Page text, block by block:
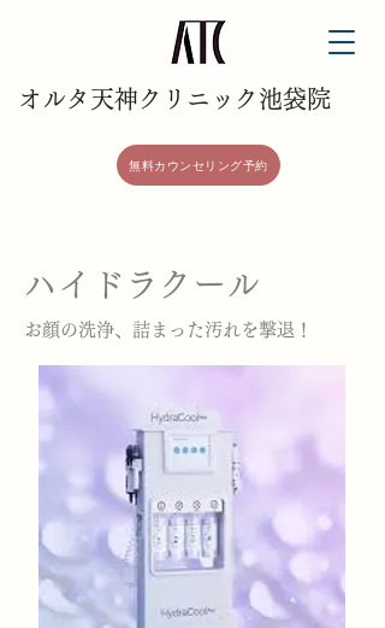
​オルタ天神クリニック池袋院
無料カウンセリング予約
​ハイドラクール
​お顔の洗浄、詰まった汚れを撃退！